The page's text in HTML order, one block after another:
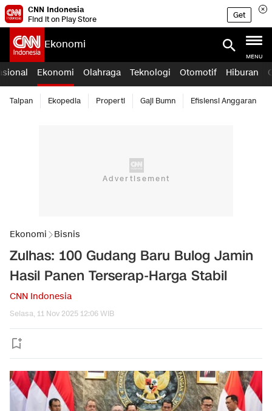
CNN Indonesia
Find it on Play Store
Get
Ekonomi
MENU
Ekonomi Olahraga Teknologi Otomotif Hiburan
Taipan Ekopedia Properti Gaji Bumn Efisiensi Anggaran
Ekonomi Bisnis
Zulhas: 100 Gudang Baru Bulog Jamin
Hasil Panen Terserap-Harga Stabil
CNN Indonesia
Selasa, 11 Nov 2025 12:06 WIB